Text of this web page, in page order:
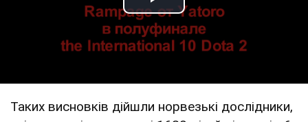
Play Video
Таких висновків дійшли норвезькі дослідники,